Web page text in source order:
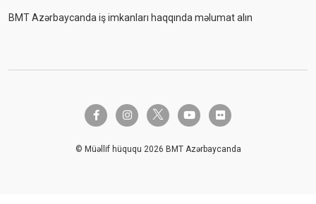
BMT Azərbaycanda iş imkanları haqqında məlumat alın
facebook-finstagramtwitter-x youtube flickr
© Müəllif hüququ 2026 BMT Azərbaycanda